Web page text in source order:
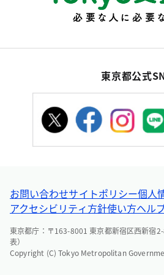
東京都公式
お問い合わせサイトポリシー個人
アクセシビリティ方針使い方ヘル
東京都庁：〒163-8001 東京都新宿区西新宿
表）
Copyright (C) Tokyo Metropolitan